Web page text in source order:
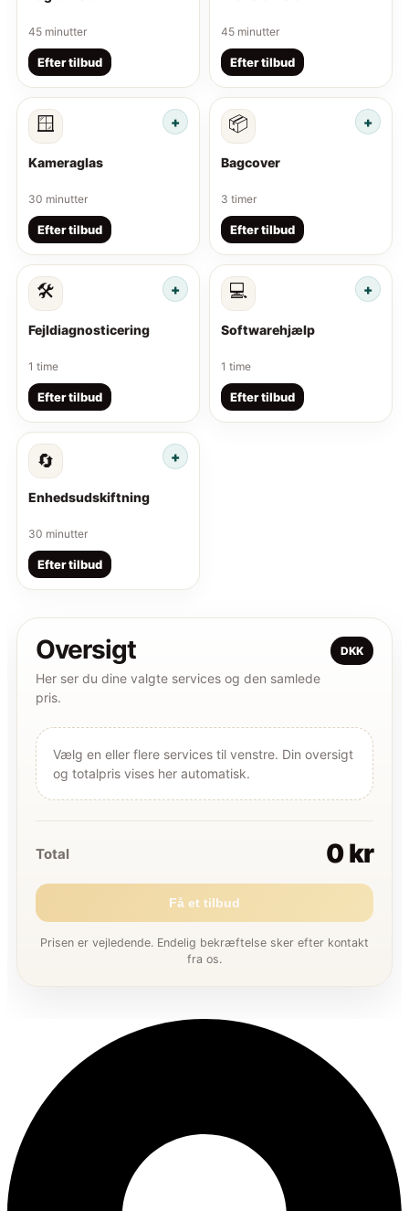
45 minutter
Efter tilbud
45 minutter
Efter tilbud
🪟
Kameraglas
30 minutter
Efter tilbud
📦
Bagcover
3 timer
Efter tilbud
🛠️
Fejldiagnosticering
1 time
Efter tilbud
💻
Softwarehjælp
1 time
Efter tilbud
🔄
Enhedsudskiftning
30 minutter
Efter tilbud
Oversigt
Her ser du dine valgte services og den samlede
pris.
DKK
Vælg en eller flere services til venstre. Din oversigt
og totalpris vises her automatisk.
Total 0 kr
Få et tilbud
Prisen er vejledende. Endelig bekræftelse sker efter kontakt
fra os.